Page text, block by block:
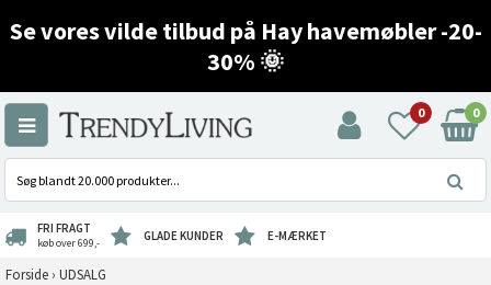
Se vores vilde tilbud på Hay havemøbler -20-
30% 🌞
0 0
FRI FRAGT
køb over 699,- GLADE KUNDER E-MÆRKET
Forside › UDSALG